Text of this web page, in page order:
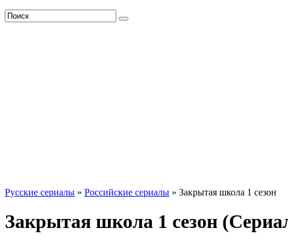
Русские сериалы » Российские сериалы » Закрытая школа 1 сезон
Закрытая школа 1 сезон